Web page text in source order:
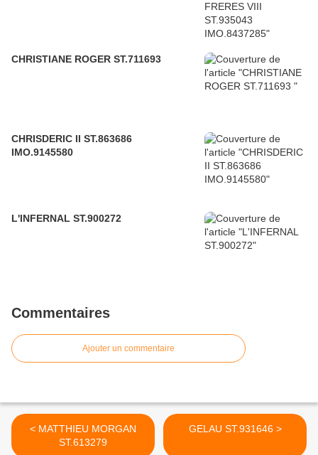
CHRISTIANE ROGER ST.711693
CHRISDERIC II ST.863686
IMO.9145580
L'INFERNAL ST.900272
Commentaires
Ajouter un commentaire
< MATTHIEU MORGAN
ST.613279
GELAU ST.931646 >